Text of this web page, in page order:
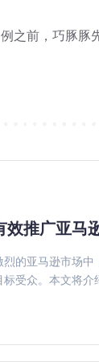
流
满头都是问
？
起来才发现
1 月 14 日
趣的问题。
词挪
每天打开亚
亚马逊
这应
巧豚豚
大家在
不
在分
效推广亚马
烈的亚马逊市场中
标受众。本文将